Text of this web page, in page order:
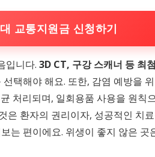
교통지원금 신청하기
입니다. 3D CT, 구강 스캐너 등 최
택해야 해요. 또한, 감염 예방을
처리되며, 일회용품 사용을 원칙
은 환자의 권리이자, 성공적인 치
는 편이에요. 위생이 좋지 않은 곳